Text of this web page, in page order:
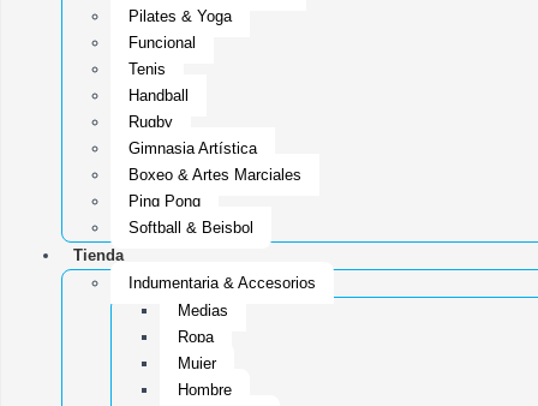
Pilates & Yoga
Funcional
Tenis
Handball
Rugby
Gimnasia Artística
Boxeo & Artes Marciales
Ping Pong
Softball & Beisbol
Tienda
Indumentaria & Accesorios
Medias
Ropa
Mujer
Hombre